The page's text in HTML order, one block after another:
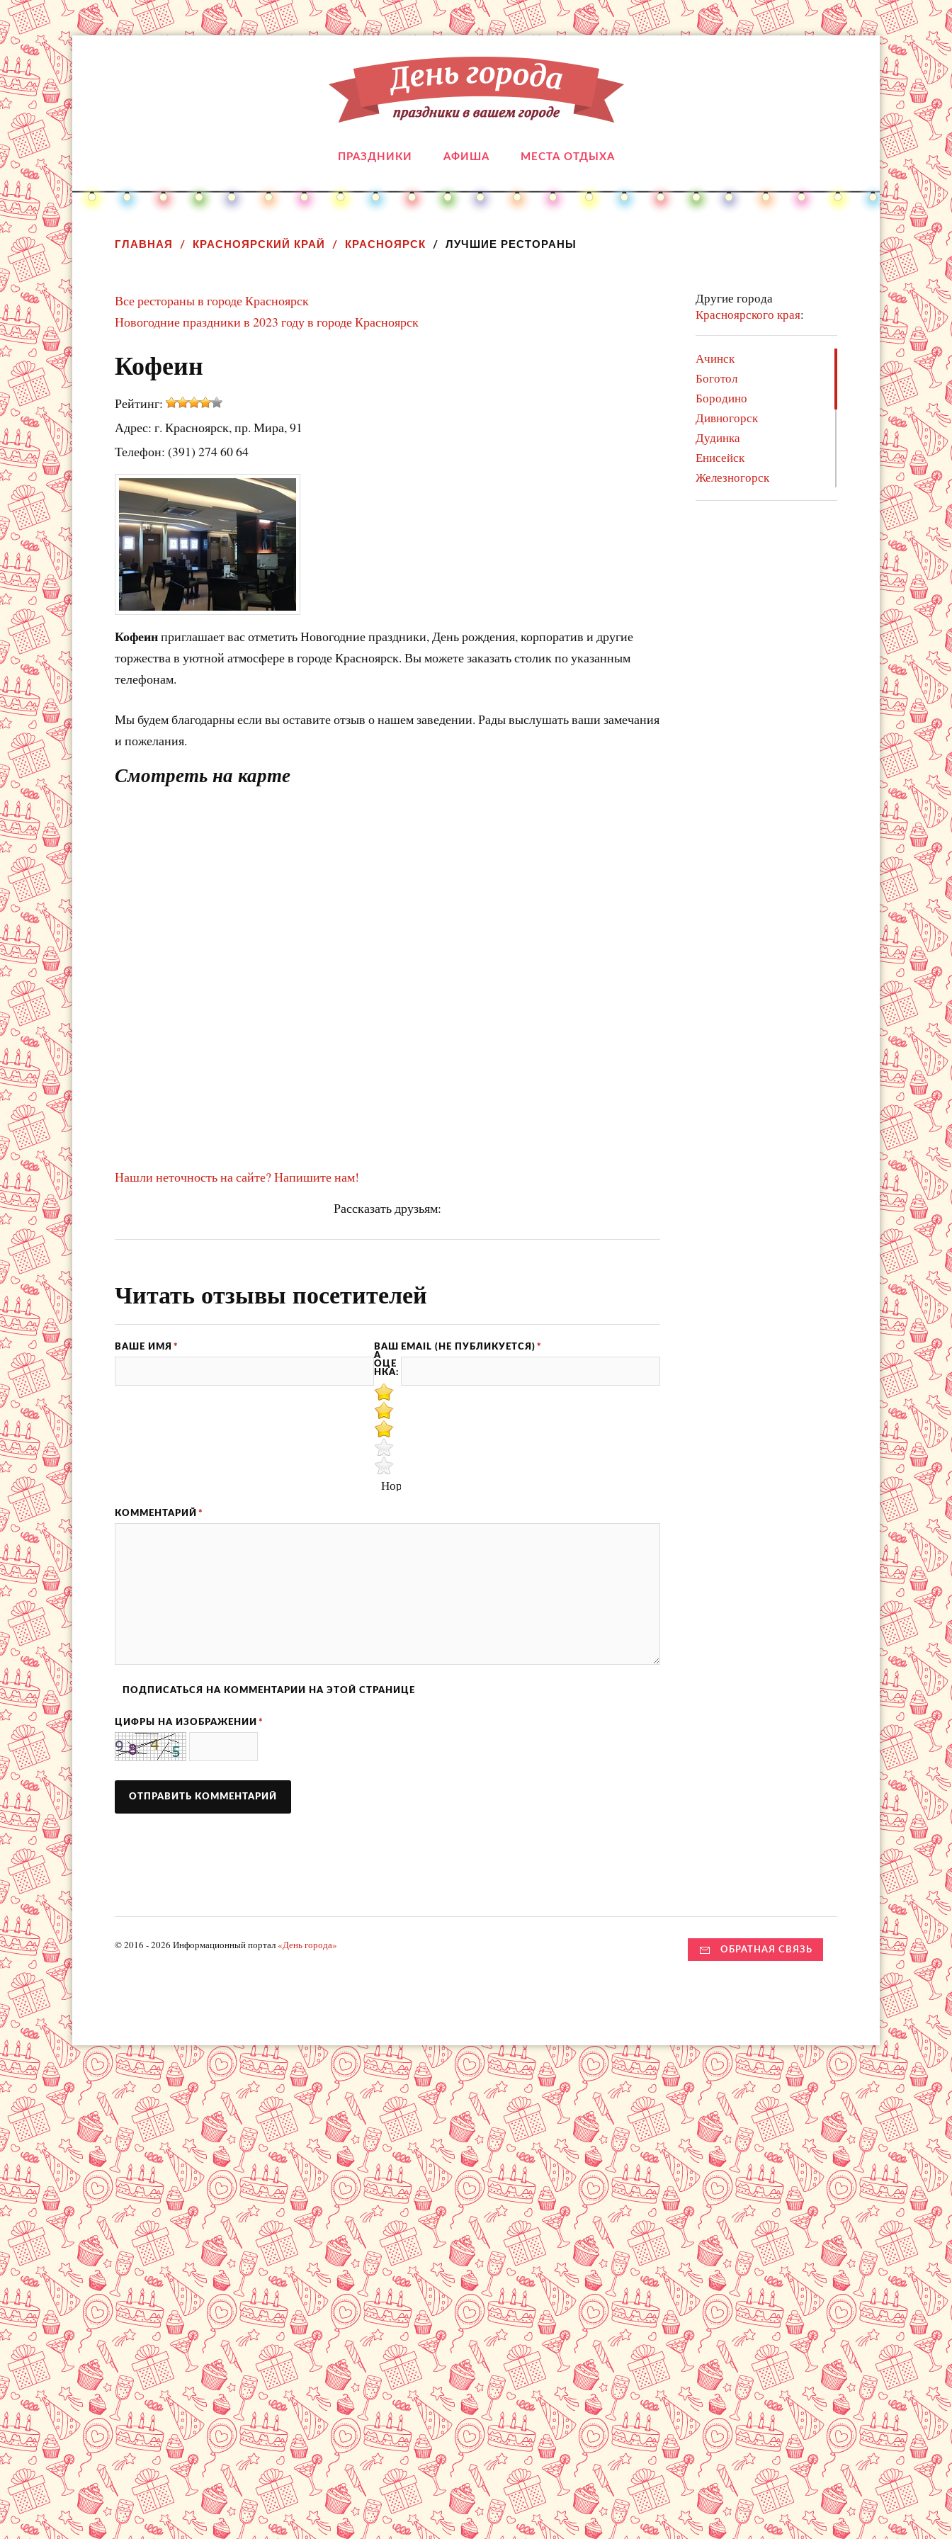
ПРАЗДНИКИ АФИША МЕСТА ОТДЫХА
ГЛАВНАЯ КРАСНОЯРСКИЙ КРАЙ КРАСНОЯРСК ЛУЧШИЕ РЕСТОРАНЫ
Другие города
Красноярского края:
Ачинск
Боготол
Бородино
Дивногорск
Дудинка
Енисейск
Железногорск
Зеленогорск
Все рестораны в городе Красноярск
Новогодние праздники в 2023 году в городе Красноярск
Кофеин
Рейтинг:
Адрес: г. Красноярск, пр. Мира, 91
Телефон: (391) 274 60 64
Кофеинприглашает вас отметить Новогодние праздники, День рождения, корпоратив и другие
торжества в уютной атмосфере в городе Красноярск. Вы можете заказать столик по указанным
телефонам.
Мы будем благодарны если вы оставите отзыв о нашем заведении. Рады выслушать ваши замечания
и пожелания.
Смотреть на карте
Нашли неточность на сайте? Напишите нам!
Рассказать друзьям:
Читать отзывы посетителей
ВАШЕ ИМЯ * EMAIL (НЕ ПУБЛИКУЕТСЯ) *
ВАШ
А
ОЦЕ
НКА:
Нормально
КОММЕНТАРИЙ *
ПОДПИСАТЬСЯ НА КОММЕНТАРИИ НА ЭТОЙ СТРАНИЦЕ
ЦИФРЫ НА ИЗОБРАЖЕНИИ *
© 2016 - 2026 Информационный портал «День города» ОБРАТНАЯ СВЯЗЬ